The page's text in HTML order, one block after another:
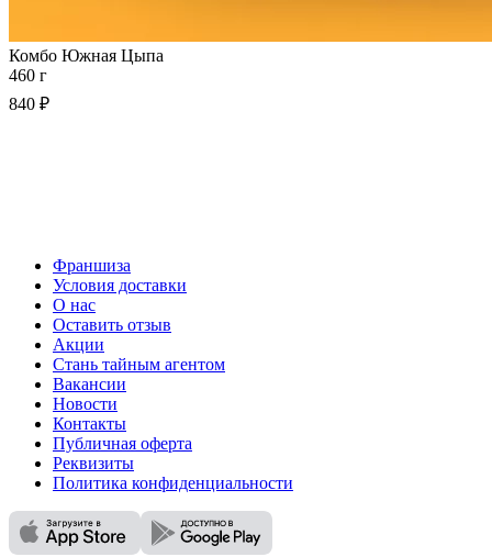
Комбо Южная Цыпа
460 г
840 ₽
Франшиза
Условия доставки
О нас
Оставить отзыв
Акции
Стань тайным агентом
Вакансии
Новости
Контакты
Публичная оферта
Реквизиты
Политика конфиденциальности